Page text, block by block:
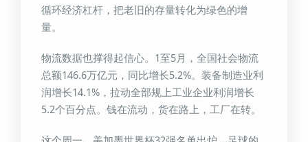
循环经济杠杆，把老旧的存量转化为绿色的增
量。
物流数据也撑得起信心。1至5月，全国社会物流
总额146.6万亿元，同比增长5.2%。装备制造业利
润增长14.1%，拉动全部规上工业企业利润增长
5.2个百分点。钱在流动，货在路上，工厂在转。